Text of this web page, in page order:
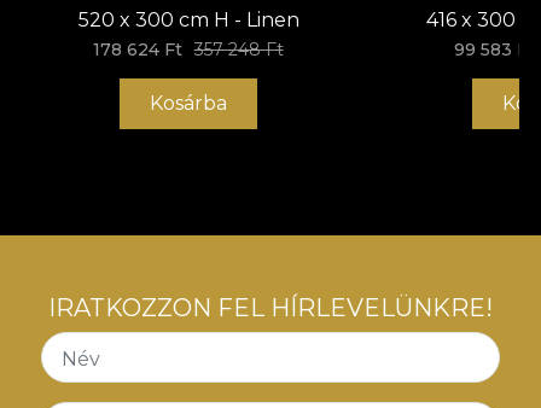
520 x 300 cm H - Linen
178 624 Ft 357 248 Ft
Kosárba
416 x 300
99 583 Ft
IRATKOZZON FEL HÍRLEVELÜNKRE!
Név